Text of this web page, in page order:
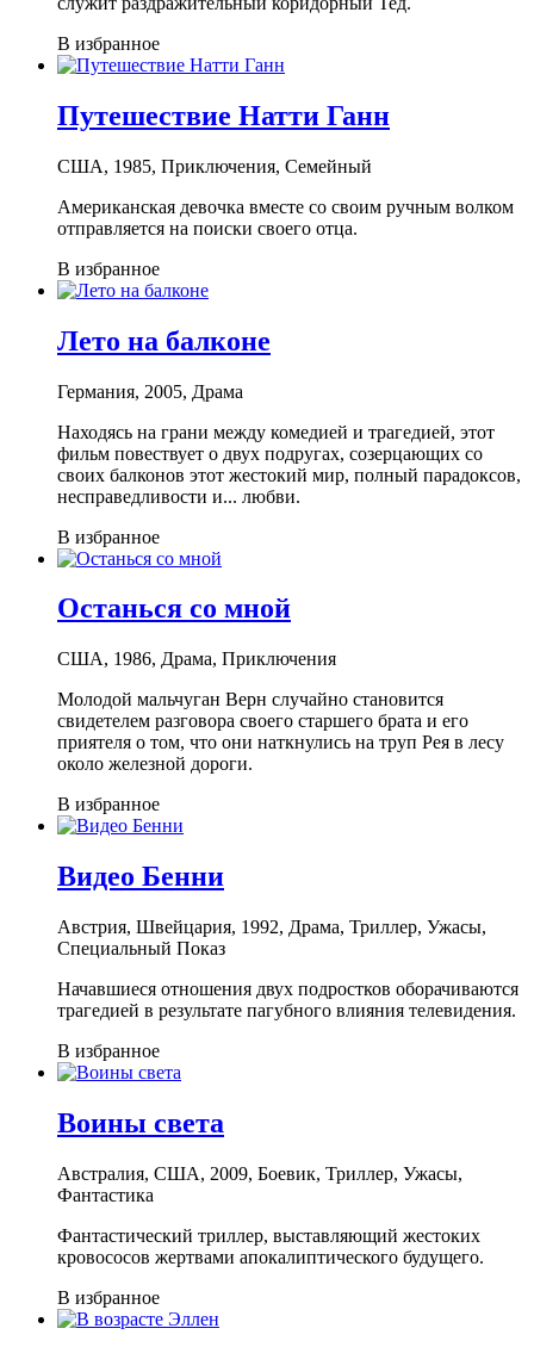
В избранное
Путешествие Натти Ганн
США, 1985, Приключения, Семейный
Американская девочка вместе со своим ручным волком
отправляется на поиски своего отца.
В избранное
Лето на балконе
Германия, 2005, Драма
Находясь на грани между комедией и трагедией, этот
фильм повествует о двух подругах, созерцающих со
своих балконов этот жестокий мир, полный парадоксов,
несправедливости и... любви.
В избранное
Останься со мной
США, 1986, Драма, Приключения
Молодой мальчуган Верн случайно становится
свидетелем разговора своего старшего брата и его
приятеля о том, что они наткнулись на труп Рея в лесу
около железной дороги.
В избранное
Видео Бенни
Австрия, Швейцария, 1992, Драма, Триллер, Ужасы,
Специальный Показ
Начавшиеся отношения двух подростков оборачиваются
трагедией в результате пагубного влияния телевидения.
В избранное
Воины света
Австралия, США, 2009, Боевик, Триллер, Ужасы,
Фантастика
Фантастический триллер, выставляющий жестоких
кровососов жертвами апокалиптического будущего.
В избранное